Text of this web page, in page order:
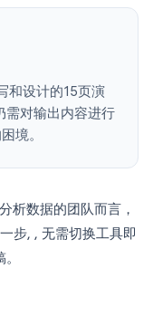
和设计的15页演
需对输出内容进行
境。
析数据的团队而言，
步, , 无需切换工具即